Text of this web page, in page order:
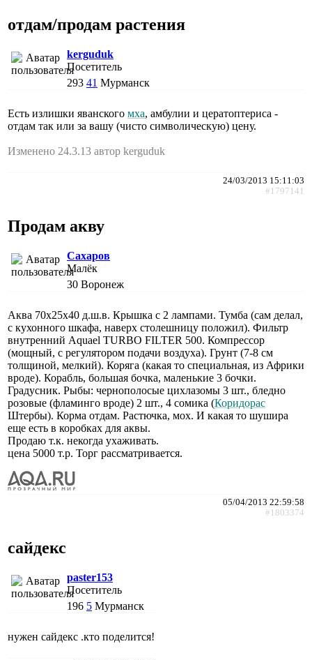
отдам/продам растения
kerguduk
Посетитель
293 41 Мурманск
Есть излишки яванского мха, амбулии и цератоптериса -
отдам так или за вашу (чисто символическую) цену.
Изменено 24.3.13 автор kerguduk
24/03/2013 15:11:03
#1797141
Продам акву
Сахаров
Малёк
30 Воронеж
Аква 70x25x40 д.ш.в. Крышка с 2 лампами. Тумба (сам делал,
с кухонного шкафа, наверх столешницу положил). Фильтр
внутренний Aquael TURBO FILTER 500. Компрессор
(мощный, с регулятором подачи воздуха). Грунт (7-8 см
толщиной, мелкий). Коряга (какая то специальная, из Африки
вроде). Корабль, большая бочка, маленькие 3 бочки.
Градусник. Рыбы: чернополосые цихлазомы 3 шт., бледно
розовые (фламинго вроде) 2 шт., 4 сомика (Коридорас
Штербы). Корма отдам. Растючка, мох. И какая то шушира
еще есть в коробках для аквы.
Продаю т.к. некогда ухаживать.
цена 5000 т.р. Торг рассматривается.
05/04/2013 22:59:58
#1803374
сайдекс
paster153
Посетитель
196 5 Мурманск
нужен сайдекс .кто поделится!